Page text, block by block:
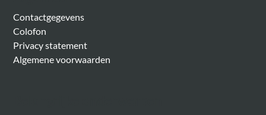
Contactgegevens
Colofon
Privacy statement
Algemene voorwaarden